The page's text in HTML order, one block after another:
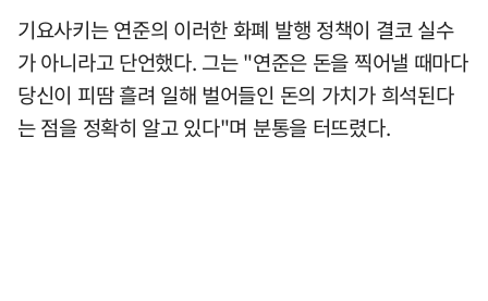
기요사키는 연준의 이러한 화폐 발행 정책이 결코 실수
가 아니라고 단언했다. 그는 "연준은 돈을 찍어낼 때마다
당신이 피땀 흘려 일해 벌어들인 돈의 가치가 희석된다
는 점을 정확히 알고 있다"며 분통을 터뜨렸다.